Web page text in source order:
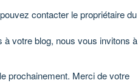
contacter le propriétaire du
à votre blog, nous vous invitons à
prochainement. Merci de votre